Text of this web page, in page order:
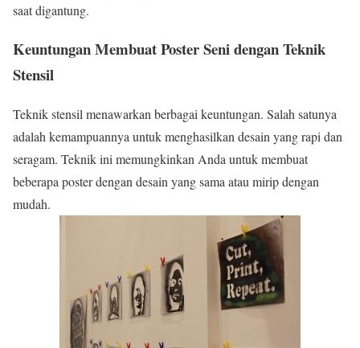
saat digantung.
Keuntungan Membuat Poster Seni dengan Teknik
Stensil
Teknik stensil menawarkan berbagai keuntungan. Salah satunya
adalah kemampuannya untuk menghasilkan desain yang rapi dan
seragam. Teknik ini memungkinkan Anda untuk membuat
beberapa poster dengan desain yang sama atau mirip dengan
mudah.